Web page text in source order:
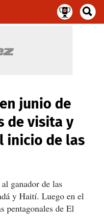
junio de
de visita y
inicio de las
ganador de las
y Haití. Luego en el
pentagonales de El